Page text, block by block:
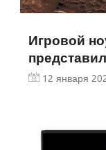
Игровой
12 января